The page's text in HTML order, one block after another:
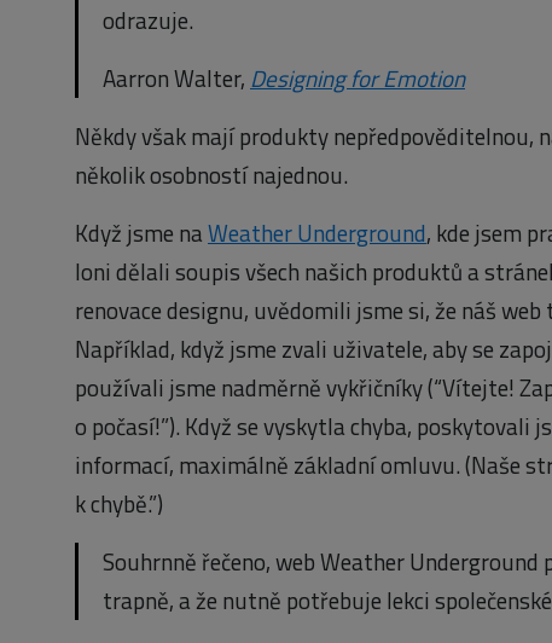
odrazuje.
Aarron Walter, Designing for Emotion
Někdy však mají produkty nepředpověditelnou,
několik osobností najednou.
Když jsme naWeather Underground, kde jsem
loni dělali soupis všech našich produktů a
renovace designu, uvědomili jsme si, že náš
Například, když jsme zvali uživatele, aby se
používali jsme nadměrně vykřičníky (“Vítejte!
o počasí!”). Když se vyskytla chyba, poskytovali
informací, maximálně základní omluvu. (Naše
k chybě.”)
Souhrnně řečeno, web Weather
trapně, a že nutně potřebuje lekci